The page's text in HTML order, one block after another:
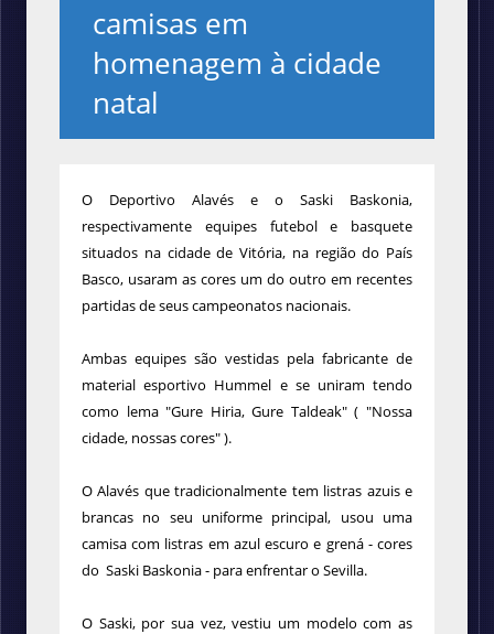
camisas em
homenagem à cidade
natal
O Deportivo Alavés e o Saski Baskonia,
respectivamente equipes futebol e basquete
situados na cidade de Vitória, na região do País
Basco, usaram as cores um do outro em recentes
partidas de seus campeonatos nacionais.
Ambas equipes são vestidas pela fabricante de
material esportivo Hummel e se uniram tendo
como lema "Gure Hiria, Gure Taldeak" ( "Nossa
cidade, nossas cores" ).
O Alavés que tradicionalmente tem listras azuis e
brancas no seu uniforme principal, usou uma
camisa com listras em azul escuro e grená - cores
do Saski Baskonia - para enfrentar o Sevilla.
O Saski, por sua vez, vestiu um modelo com as